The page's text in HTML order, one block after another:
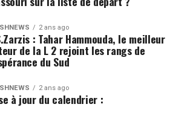
2 ans ago
: Tahar Hammouda, le meilleur
de la L 2 rejoint les rangs de
du Sud
2 ans ago
à jour du calendrier :